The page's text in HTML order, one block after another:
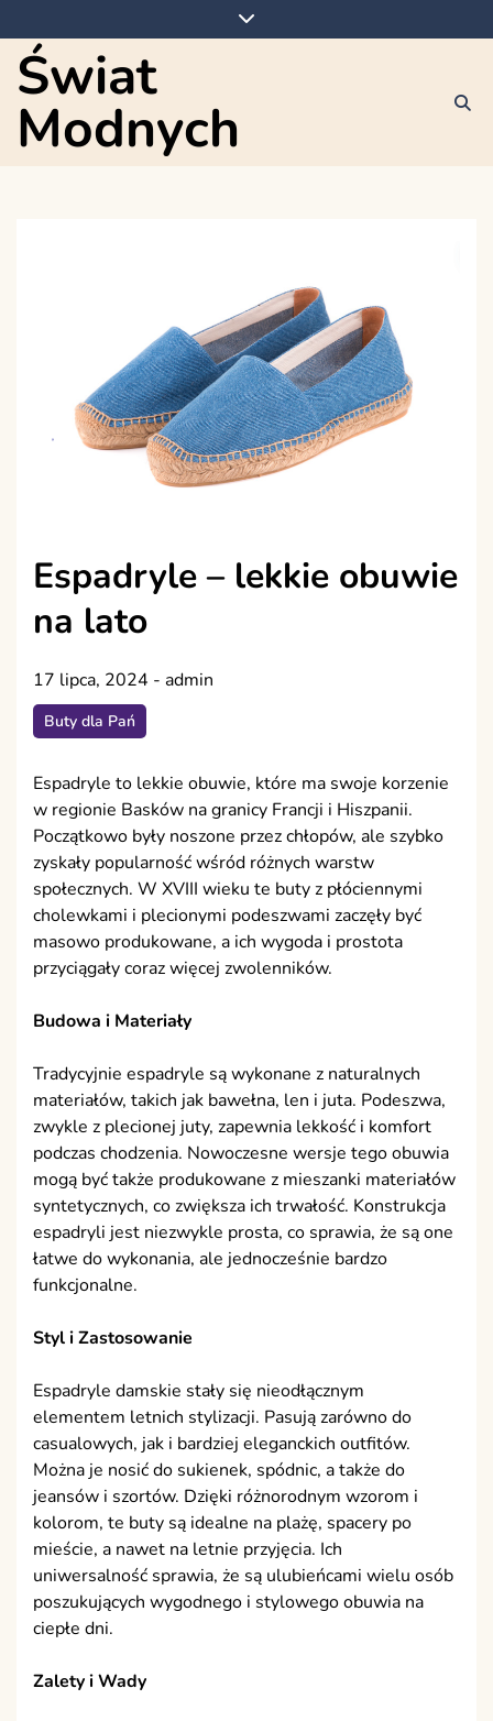
to
content
Świat
Modnych
Espadryle – lekkie obuwie
na lato
17 lipca, 2024 - admin
Buty dla Pań
Espadryle to lekkie obuwie, które ma swoje korzenie
w regionie Basków na granicy Francji i Hiszpanii.
Początkowo były noszone przez chłopów, ale szybko
zyskały popularność wśród różnych warstw
społecznych. W XVIII wieku te buty z płóciennymi
cholewkami i plecionymi podeszwami zaczęły być
masowo produkowane, a ich wygoda i prostota
przyciągały coraz więcej zwolenników.
Budowa i Materiały
Tradycyjnie espadryle są wykonane z naturalnych
materiałów, takich jak bawełna, len i juta. Podeszwa,
zwykle z plecionej juty, zapewnia lekkość i komfort
podczas chodzenia. Nowoczesne wersje tego obuwia
mogą być także produkowane z mieszanki materiałów
syntetycznych, co zwiększa ich trwałość. Konstrukcja
espadryli jest niezwykle prosta, co sprawia, że są one
łatwe do wykonania, ale jednocześnie bardzo
funkcjonalne.
Styl i Zastosowanie
Espadryle damskie stały się nieodłącznym
elementem letnich stylizacji. Pasują zarówno do
casualowych, jak i bardziej eleganckich outfitów.
Można je nosić do sukienek, spódnic, a także do
jeansów i szortów. Dzięki różnorodnym wzorom i
kolorom, te buty są idealne na plażę, spacery po
mieście, a nawet na letnie przyjęcia. Ich
uniwersalność sprawia, że są ulubieńcami wielu osób
poszukujących wygodnego i stylowego obuwia na
ciepłe dni.
Zalety i Wady